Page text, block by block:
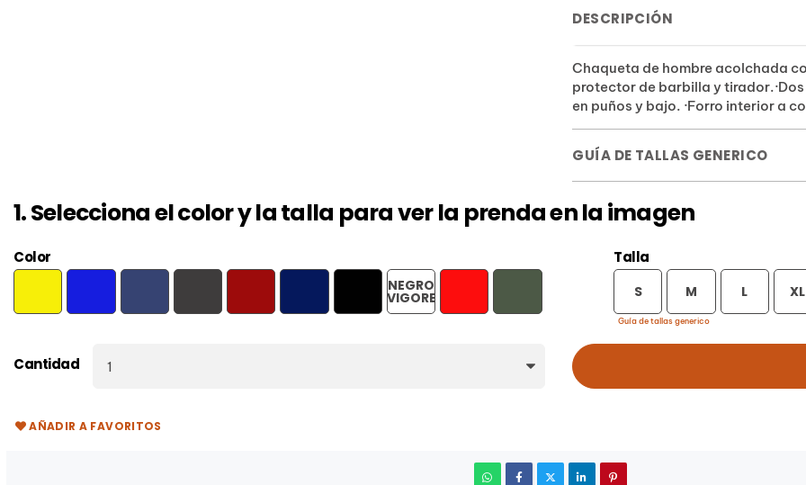
Color
NEGRO
VIGORE
Talla
S M L XL
Guía de tallas generico
Cantidad
AÑADIR A FAVORITOS
DESCRIPCIÓN
Chaqueta de hombre acolchada
protector de barbilla y
en puños y bajo. ·Forro interior a
GUÍA DE TALLAS GENERICO
1. Selecciona el color y la talla para ver la prenda en la imagen